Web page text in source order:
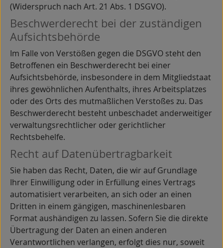
(Widerspruch nach Art. 21 Abs. 1 DSGVO).
Beschwerde­recht bei der zuständigen
Aufsichts­behörde
Im Falle von Verstößen gegen die DSGVO steht den
Betroffenen ein Beschwerderecht bei einer
Aufsichtsbehörde, insbesondere in dem Mitgliedstaat
ihres gewöhnlichen Aufenthalts, ihres Arbeitsplatzes
oder des Orts des mutmaßlichen Verstoßes zu. Das
Beschwerderecht besteht unbeschadet anderweitiger
verwaltungsrechtlicher oder gerichtlicher
Rechtsbehelfe.
Recht auf Daten­übertrag­barkeit
Sie haben das Recht, Daten, die wir auf Grundlage
Ihrer Einwilligung oder in Erfüllung eines Vertrags
automatisiert verarbeiten, an sich oder an einen
Dritten in einem gängigen, maschinenlesbaren
Format aushändigen zu lassen. Sofern Sie die direkte
Übertragung der Daten an einen anderen
Verantwortlichen verlangen, erfolgt dies nur, soweit